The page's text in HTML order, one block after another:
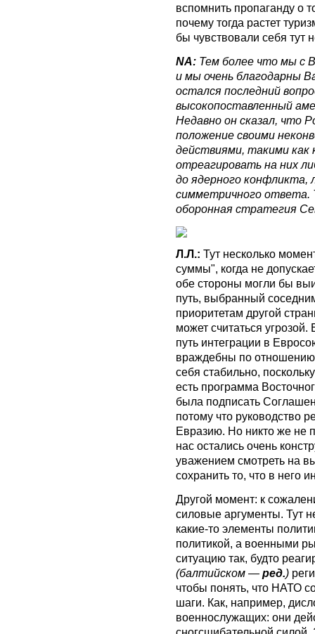
вспомнить пропаганду о
почему тогда растет
бы чувствовали себя тут
NA: Тем более что мы с
и мы очень благодарны
остался последний
высокопоставленный
Недавно он сказал, что
положение своими
действиями, такими как
отреагировать на них
до ядерного конфликта,
симметричного ответа.
оборонная стратегия
Л.Л.: Тут несколько
суммы", когда не
обе стороны могли бы
путь, выбранный
приоритетам другой
может считаться
путь интеграции в
враждебны по отношению
себя стабильно,
есть программа
была подписать
потому что руководство
Евразию. Но никто же не
нас остались очень
уважением смотреть на
сохранить то, что в него
Другой момент: к
силовые аргументы. Тут
какие-то элементы
политикой, а военными
ситуацию так, будто
(балтийском — ред.)
чтобы понять, что НАТО
шаги. Как, например,
военнослужащих: они